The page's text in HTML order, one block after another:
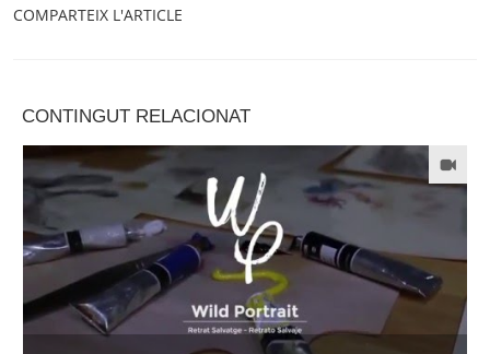
COMPARTEIX L'ARTICLE
CONTINGUT RELACIONAT